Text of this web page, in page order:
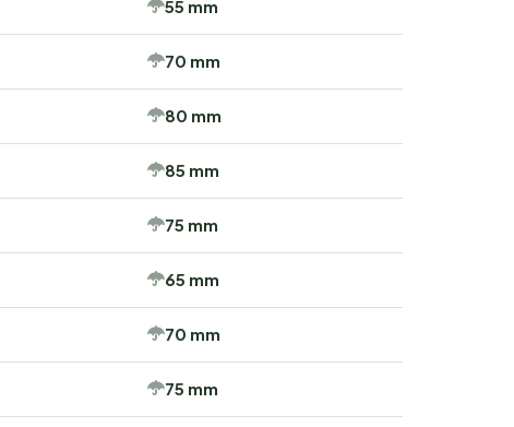
55 mm
70 mm
80 mm
85 mm
75 mm
65 mm
70 mm
75 mm